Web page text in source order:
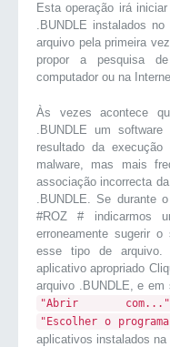
Esta operação irá
.BUNDLE instalados
arquivo pela primeira
propor a pesquisa
computador ou na
Às vezes acontece
.BUNDLE um
resultado da
malware, mas mais
associação incorrecta
.BUNDLE. Se durante
#ROZ # indicarmos
erroneamente sugerir
esse tipo de arquivo.
aplicativo apropriado
arquivo .BUNDLE, e
"Abrir com..."
"Escolher o
aplicativos instalados